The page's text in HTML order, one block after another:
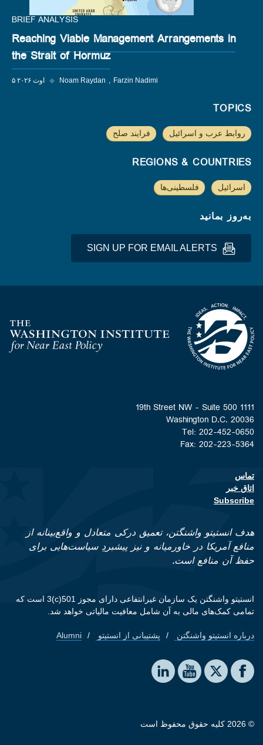
BRIEF ANALYSIS
Reaching Viable Management Arrangements in
the Strait of Hormuz
۵ اوت ۲۰۲۶ ◆ Noam Raydan Farzin Nadimi
TOPICS
روابط عرب و اسرائیل فرایند صلح
REGIONS & COUNTRIES
اسرائیل فلسطینی‌ها
به‌روز بمانید
Homepage
1111 19th Street NW - Suite 500
Washington D.C. 20036
Tel: 202-452-0650
Fax: 202-223-5364
Footer contact links
تماس
اتاق خبر
Subscribe
هدف انستیتو واشنگتن، تعمیق درکی متعادل و واقع‌بینانه از
منافع آمریکا در خاورمیانه و نیز پیشبردِ سیاست‌هایی برای
حفظ آن منافع است.
انستیتو واشنگتن یک سازمان غیرانتفاعی دارای مجوز 501(c)3 است که
تمامی کمک‌های مالی به آن شامل معافیت مالیاتی خواهد شد.
Footer quick links
درباره انستیتو واشنگتن پشتیبانی از انستیتو Alumni
Social media
The Washington Institute on Facebook
The Washington Institute on X
The Washington Institute on YouTube
The Washington Institute on LinkedIn
© 2026 کلیه حقوق محفوظ است